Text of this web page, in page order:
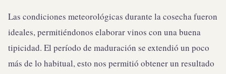
Las condiciones meteorológicas durante la cosecha fueron
ideales, permitiéndonos elaborar vinos con una buena
tipicidad. El período de maduración se extendió un poco
más de lo habitual, esto nos permitió obtener un resultado